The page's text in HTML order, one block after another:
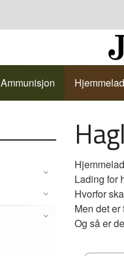
Ammunisjon
Lading for
Hvorfor
Men det
Og så er